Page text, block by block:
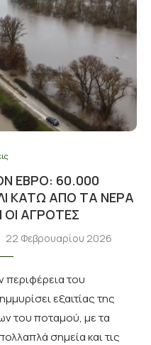
ΕΒΡΟ: 60.000
ΚΆΤΩ ΑΠΌ ΤΑ ΝΕΡΆ
ΑΓΡΌΤΕΣ
22 Φεβρουαρίου 2026
περιφέρεια του
εξαιτίας της
του ποταμού, με τα
σημεία και τις